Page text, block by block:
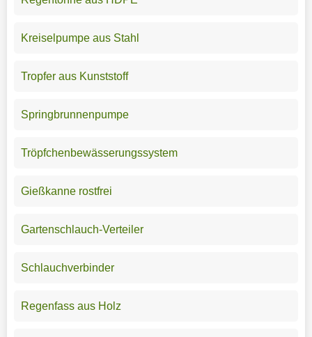
Kreiselpumpe aus Stahl
Tropfer aus Kunststoff
Springbrunnenpumpe
Tröpfchenbewässerungssystem
Gießkanne rostfrei
Gartenschlauch-Verteiler
Schlauchverbinder
Regenfass aus Holz